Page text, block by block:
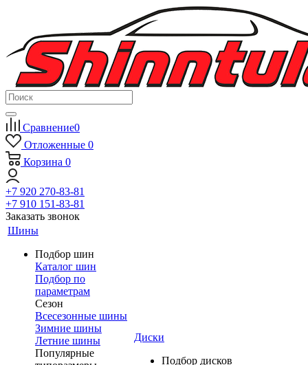
Сравнение0
Отложенные 0
Корзина 0
+7 920 270-83-81
+7 910 151-83-81
Заказать звонок
Шины
Подбор шин
Каталог шин
Подбор по
параметрам
Сезон
Всесезонные шины
Зимние шины
Летние шины
Популярные
Диски
Подбор дисков